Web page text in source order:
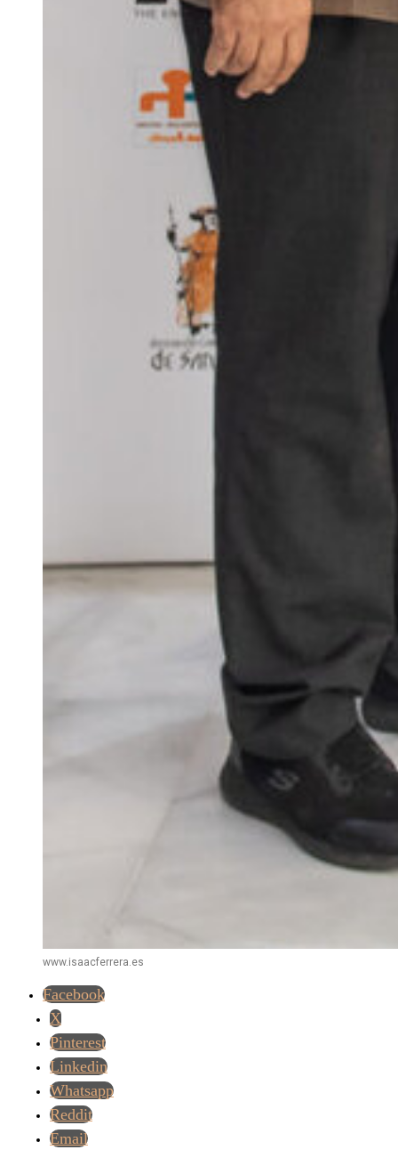
www.isaacferrera.es
Facebook
X
Pinterest
Linkedin
Whatsapp
Reddit
Email